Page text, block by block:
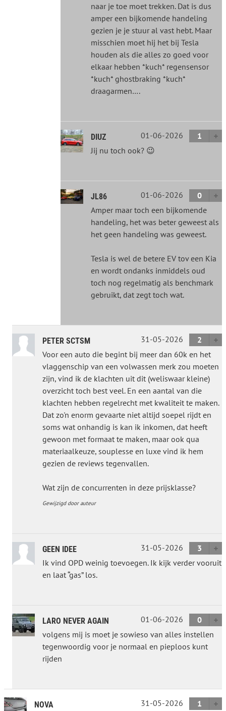
naar je toe moet trekken. Dat is dus
amper een bijkomende handeling
gezien je je stuur al vast hebt. Maar
misschien moet hij het bij Tesla
houden als die alles zo goed voor
elkaar hebben *kuch* regensensor
*kuch* ghostbraking *kuch*
draagarmen….
DIUZ 01-06-2026
1
Jij nu toch ook? 😉
JL86 01-06-2026
0
Amper maar toch een bijkomende
handeling, het was beter geweest als
het geen handeling was geweest.
Tesla is wel de betere EV tov een Kia
en wordt ondanks inmiddels oud
toch nog regelmatig als benchmark
gebruikt, dat zegt toch wat.
PETER SCTSM 31-05-2026
2
Voor een auto die begint bij meer dan 60k en het
vlaggenschip van een volwassen merk zou moeten
zijn, vind ik de klachten uit dit (weliswaar kleine)
overzicht toch best veel. En een aantal van die
klachten hebben regelrecht met kwaliteit te maken.
Dat zo'n enorm gevaarte niet altijd soepel rijdt en
soms wat onhandig is kan ik inkomen, dat heeft
gewoon met formaat te maken, maar ook qua
materiaalkeuze, souplesse en luxe vind ik hem
gezien de reviews tegenvallen.
Wat zijn de concurrenten in deze prijsklasse?
Gewijzigd door auteur
GEEN IDEE 31-05-2026
3
Ik vind OPD weinig toevoegen. Ik kijk verder vooruit
en laat “gas” los.
LARO NEVER AGAIN 01-06-2026
0
volgens mij is moet je sowieso van alles instellen
tegenwoordig voor je normaal en pieploos kunt
rijden
NOVA 31-05-2026 1